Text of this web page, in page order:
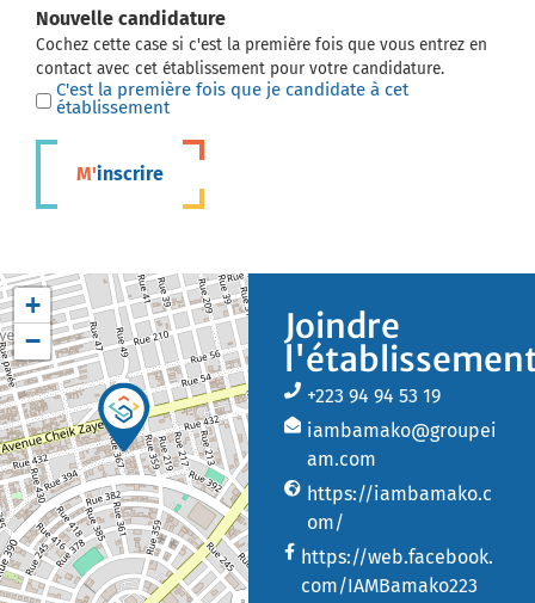
Nouvelle candidature
Cochez cette case si c'est la première fois que vous entrez en
contact avec cet établissement pour votre candidature.
C'est la première fois que je candidate à cet
établissement
M'inscrire
+
−
Joindre
+223 94 94 53 19
iambamako@groupei
am.com
https://iambamako.c
om/
https://web.facebook.
com/IAMBamako223